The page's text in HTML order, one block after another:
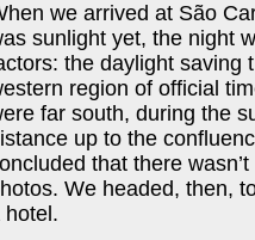
we arrived at São
sunlight yet, the night
the daylight saving
region of official
far south, during the
up to the
that there
We headed, then,
hotel.